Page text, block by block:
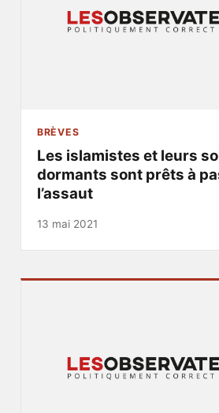
BRÈVES
Les islamistes et leurs
dormants sont prêts à
l’assaut
13 mai 2021